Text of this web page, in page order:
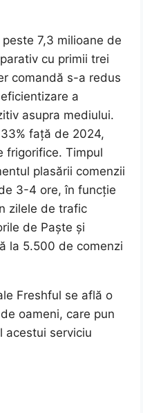
7,3 milioane de
cu primii trei
comandă s-a redus
a
asupra mediului.
față de 2024,
frigorifice. Timpul
plasării comenzii
3-4 ore, în funcție
zilele de trafic
de Paște și
la 5.500 de comenzi
Freshful se află o
oameni, care pun
acestui serviciu